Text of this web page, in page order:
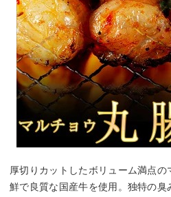
厚切りカットしたボリューム満点
鮮で良質な国産牛を使用。独特の